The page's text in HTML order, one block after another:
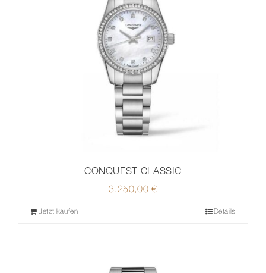
CONQUEST CLASSIC
3.250,00€
Jetzt kaufen Details